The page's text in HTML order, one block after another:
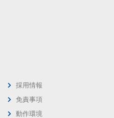
採用情報
免責事項
動作環境